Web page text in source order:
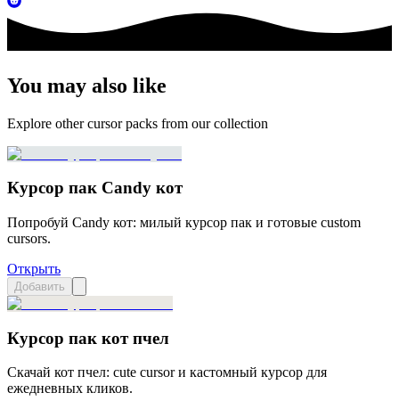
You may also like
Explore other cursor packs from our collection
Курсор пак Candy кот
Попробуй Candy кот: милый курсор пак и готовые custom
cursors.
Открыть
Добавить
Курсор пак кот пчел
Скачай кот пчел: cute cursor и кастомный курсор для
ежедневных кликов.